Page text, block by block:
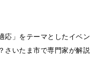
応」をテーマとしたイベ
さいたま市で専門家が解